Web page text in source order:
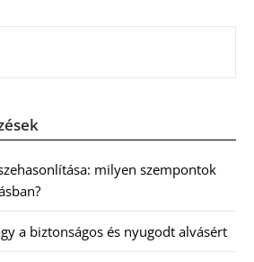
milyen szempontok
a biztonságos és nyugodt alvásért